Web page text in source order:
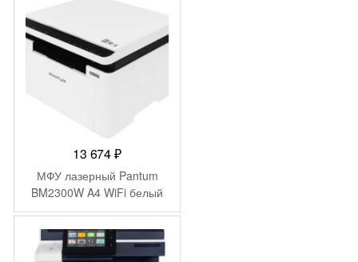
13 674₽
МФУ лазерный Pantum
BM2300W A4 WiFi белый